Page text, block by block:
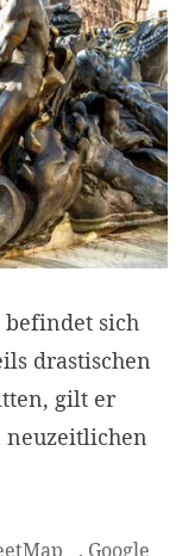
befindet sich
drastischen
gilt er
neuzeitlichen
, Google